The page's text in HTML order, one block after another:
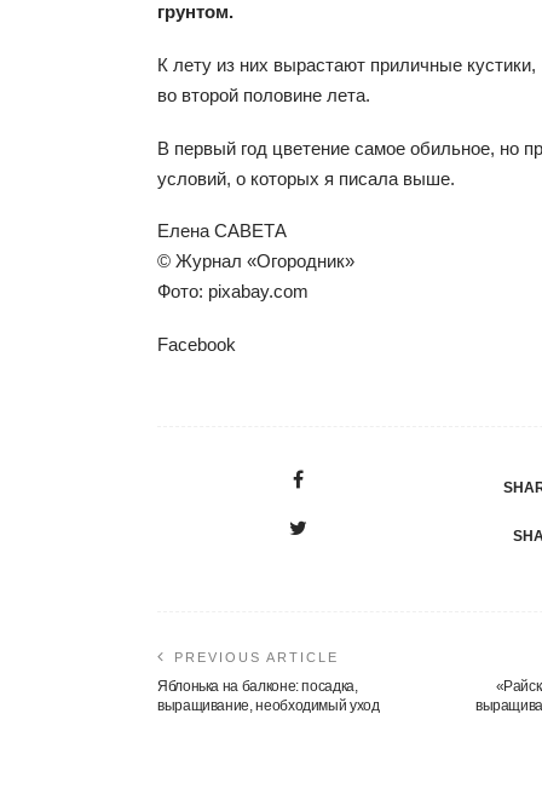
грунтом.
К лету из них вырастают приличные
во второй половине лета.
В первый год цветение самое обильное, но
условий, о которых я писала выше.
Елена САВЕТА
© Журнал «Огородник»
Фото: pixabay.com
Facebook
PREVIOUS ARTICLE
Яблонька на балконе: посадка,
выращивание, необходимый уход